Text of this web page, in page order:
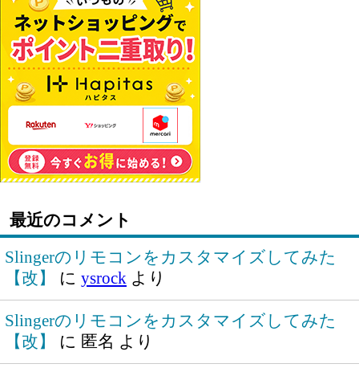
最近のコメント
Slingerのリモコンをカスタマイズしてみた
【改】
に ysrockより
Slingerのリモコンをカスタマイズしてみた
【改】
に 匿名 より